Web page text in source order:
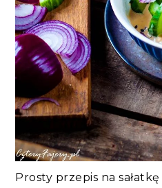
Prosty przepis na